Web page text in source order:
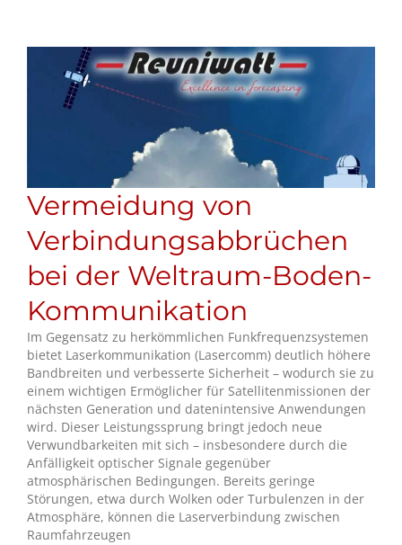
Vermeidung von
Verbindungsabbrüchen
bei der Weltraum-Boden-
Kommunikation
Im Gegensatz zu herkömmlichen Funkfrequenzsystemen
bietet Laserkommunikation (Lasercomm) deutlich höhere
Bandbreiten und verbesserte Sicherheit – wodurch sie zu
einem wichtigen Ermöglicher für Satellitenmissionen der
nächsten Generation und datenintensive Anwendungen
wird. Dieser Leistungssprung bringt jedoch neue
Verwundbarkeiten mit sich – insbesondere durch die
Anfälligkeit optischer Signale gegenüber
atmosphärischen Bedingungen. Bereits geringe
Störungen, etwa durch Wolken oder Turbulenzen in der
Atmosphäre, können die Laserverbindung zwischen
Raumfahrzeugen